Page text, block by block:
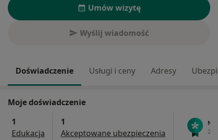
Umów wizytę
Wyślij wiadomość
Doświadczenie Usługi i ceny Adresy
Moje doświadczenie
1
Edukacja
1
Akceptowane ubezpieczenia